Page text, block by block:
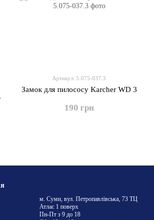
Артикул: 5.075-037.3
Замок для пилососу Karcher WD 3
190 грн
м. Суми, вул. Петропавлівська, 73 ТЦ
Атлас 1 поверх
Пн-Пт з 9 до 18